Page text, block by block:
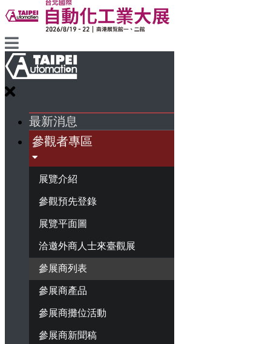
最新消息
參觀者專區
展覽介紹
參觀預先登錄
展覽平面圖
洽邀外商人士來臺觀展
參展商列表
參展商產品
參展商攤位活動
參展商新聞稿